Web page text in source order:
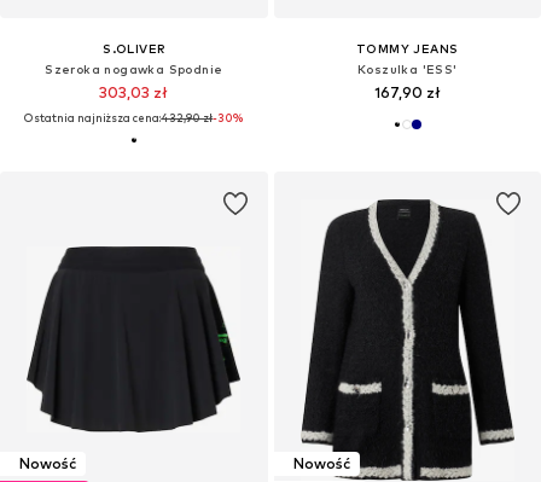
S.OLIVER
Szeroka nogawka Spodnie
303,03 zł
Ostatnia najniższa cena:432,90 zł-30%
TOMMY JEANS
Koszulka 'ESS'
167,90 zł
Nowość
Nowość